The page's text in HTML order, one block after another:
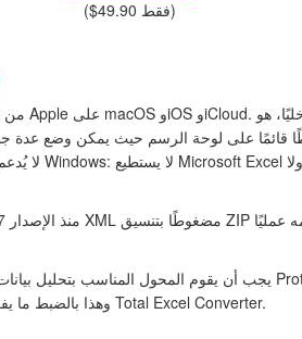
($49.90 فقط)
داخل أرشيف Numbers واستخراج كل جدول وإعادة بناء المحتوى كورقة عمل Excel. وهذا بالضبط ما يفعله Total Excel Converter.